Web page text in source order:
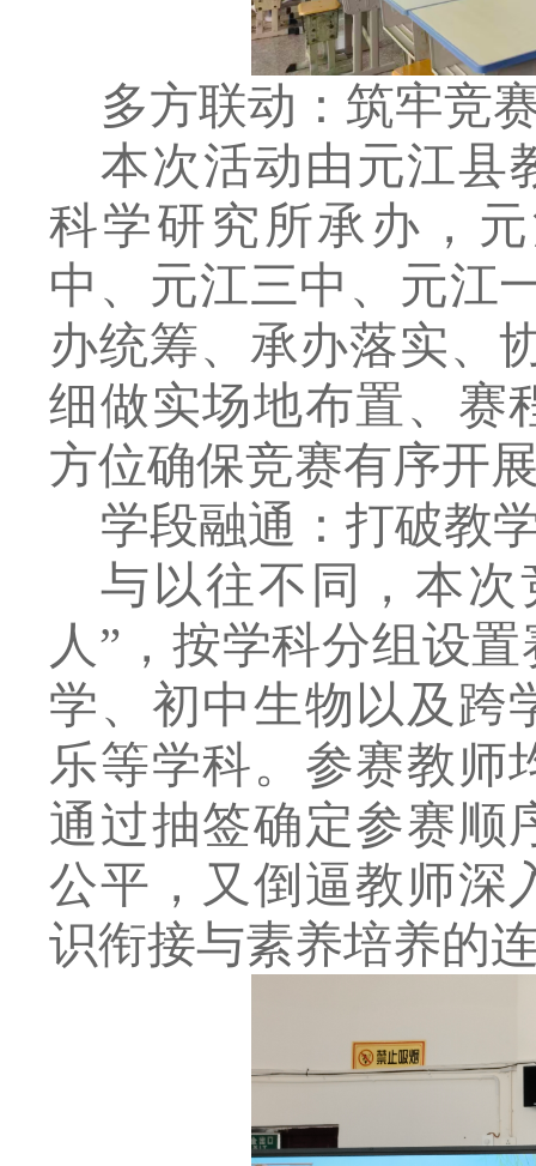
多方联动：筑牢竞
本次活动由元江县
科学研究所承办，
中、元江三中、元江
办统筹、承办落实、
细做实场地布置、赛
方位确保竞赛有序开
学段融通：打破教
与以往不同，本次
人 ” ，按学科分组设
学、初中生物以及跨
乐等学科。参赛教师
通过抽签确定参赛顺
公平，又倒逼教师深
识衔接与素养培养的